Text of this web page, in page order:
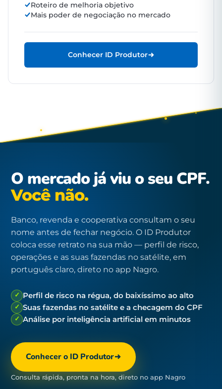
Roteiro de melhoria objetivo
Mais poder de negociação no mercado
Conhecer ID Produtor
O mercado já viu o seu CPF.
Você não.
Banco, revenda e cooperativa consultam o seu
nome antes de fechar negócio. O ID Produtor
coloca esse retrato na sua mão — perfil de risco,
operações e as suas fazendas no satélite, em
português claro, direto no app Nagro.
✓ Perfil de risco na régua, do baixíssimo ao alto
✓ Suas fazendas no satélite e a checagem do CPF
✓ Análise por inteligência artificial em minutos
Conhecer o ID Produtor
Consulta rápida, pronta na hora, direto no app Nagro